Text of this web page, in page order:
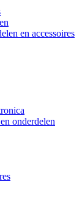
en accessoires
onderdelen